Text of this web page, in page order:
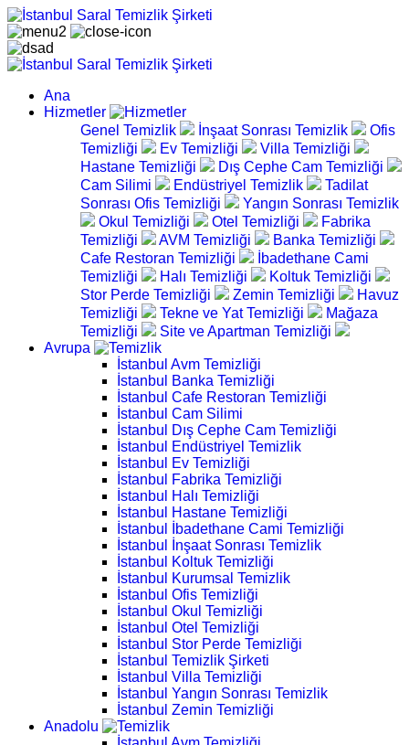
Ana
Hizmetler
Genel Temizlik
İnşaat Sonrası Temizlik
Ofis
Temizliği
Ev Temizliği
Villa Temizliği
Hastane Temizliği
Dış Cephe Cam Temizliği
Cam Silimi
Endüstriyel Temizlik
Tadilat
Sonrası Ofis Temizliği
Yangın Sonrası Temizlik
Okul Temizliği
Otel Temizliği
Fabrika
Temizliği
AVM Temizliği
Banka Temizliği
Cafe Restoran Temizliği
İbadethane Cami
Temizliği
Halı Temizliği
Koltuk Temizliği
Stor Perde Temizliği
Zemin Temizliği
Havuz
Temizliği
Tekne ve Yat Temizliği
Mağaza
Temizliği
Site ve Apartman Temizliği
Avrupa
İstanbul Avm Temizliği
İstanbul Banka Temizliği
İstanbul Cafe Restoran Temizliği
İstanbul Cam Silimi
İstanbul Dış Cephe Cam Temizliği
İstanbul Endüstriyel Temizlik
İstanbul Ev Temizliği
İstanbul Fabrika Temizliği
İstanbul Halı Temizliği
İstanbul Hastane Temizliği
İstanbul İbadethane Cami Temizliği
İstanbul İnşaat Sonrası Temizlik
İstanbul Koltuk Temizliği
İstanbul Kurumsal Temizlik
İstanbul Ofis Temizliği
İstanbul Okul Temizliği
İstanbul Otel Temizliği
İstanbul Stor Perde Temizliği
İstanbul Temizlik Şirketi
İstanbul Villa Temizliği
İstanbul Yangın Sonrası Temizlik
İstanbul Zemin Temizliği
Anadolu